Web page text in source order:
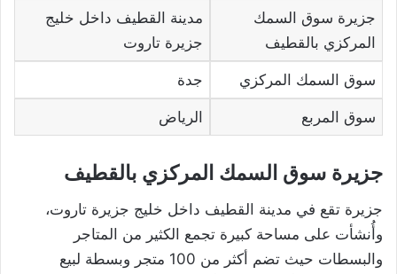
جزيرة سوق السمك
المركزي بالقطيف
مدينة القطيف داخل خليج
جزيرة تاروت
سوق السمك المركزي جدة
سوق المربع الرياض
جزيرة سوق السمك المركزي بالقطيف
جزيرة تقع في مدينة القطيف داخل خليج جزيرة تاروت،
وأُنشأت على مساحة كبيرة تجمع الكثير من المتاجر
والبسطات حيث تضم أكثر من 100 متجر وبسطة لبيع